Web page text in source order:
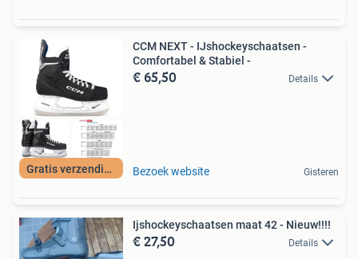
Gratis verzending
CCM NEXT - IJshockeyschaatsen -
Comfortabel & Stabiel -
€ 65,50 Details
Bezoek website Gisteren
Ijshockeyschaatsen maat 42 - Nieuw!!!!
€ 27,50 Details